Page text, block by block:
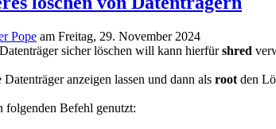
Pope am Freitag, 29. November 2024
sicher löschen will kann hierfürshred
anzeigen lassen und dann als root den
folgenden Befehl genutzt: